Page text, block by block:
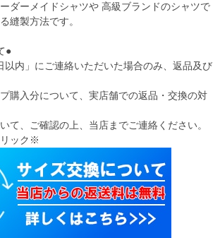
ダーメイドシャツや 高級ブランドのシャツで
縫製方法です。
●
内」にご連絡いただいた場合のみ、返品及び
購入分について、実店舗での返品・交換の対
て、ご確認の上、当店までご連絡ください。
ック※